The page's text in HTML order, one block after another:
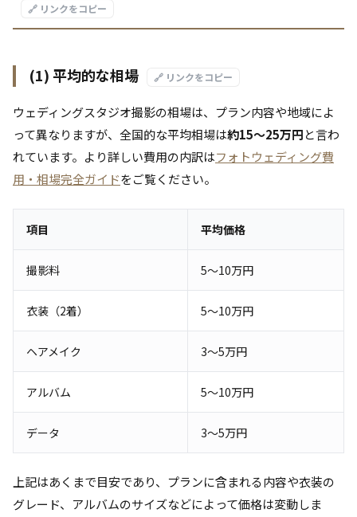
🔗 リンクをコピー
(1) 平均的な相場 🔗 リンクをコピー
ウェディングスタジオ撮影の相場は、プラン内容や地域によ
って異なりますが、全国的な平均相場は約15～25万円と言わ
れています。より詳しい費用の内訳はフォトウェディング費
用・相場完全ガイドをご覧ください。
項目 平均価格
撮影料 5～10万円
衣装（2着） 5～10万円
ヘアメイク 3～5万円
アルバム 5～10万円
データ 3～5万円
上記はあくまで目安であり、プランに含まれる内容や衣装の
グレード、アルバムのサイズなどによって価格は変動しま